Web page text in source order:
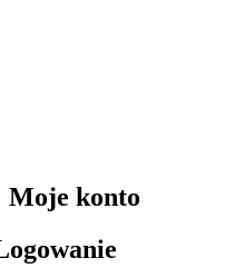
Moje konto